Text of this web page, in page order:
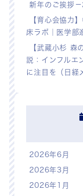
新年のご挨拶
【育心会協力
床ラボ｜医学部
【武蔵小杉 森
説：インフルエ
に注目を（日経
2026年6月
2026年3月
2026年1月